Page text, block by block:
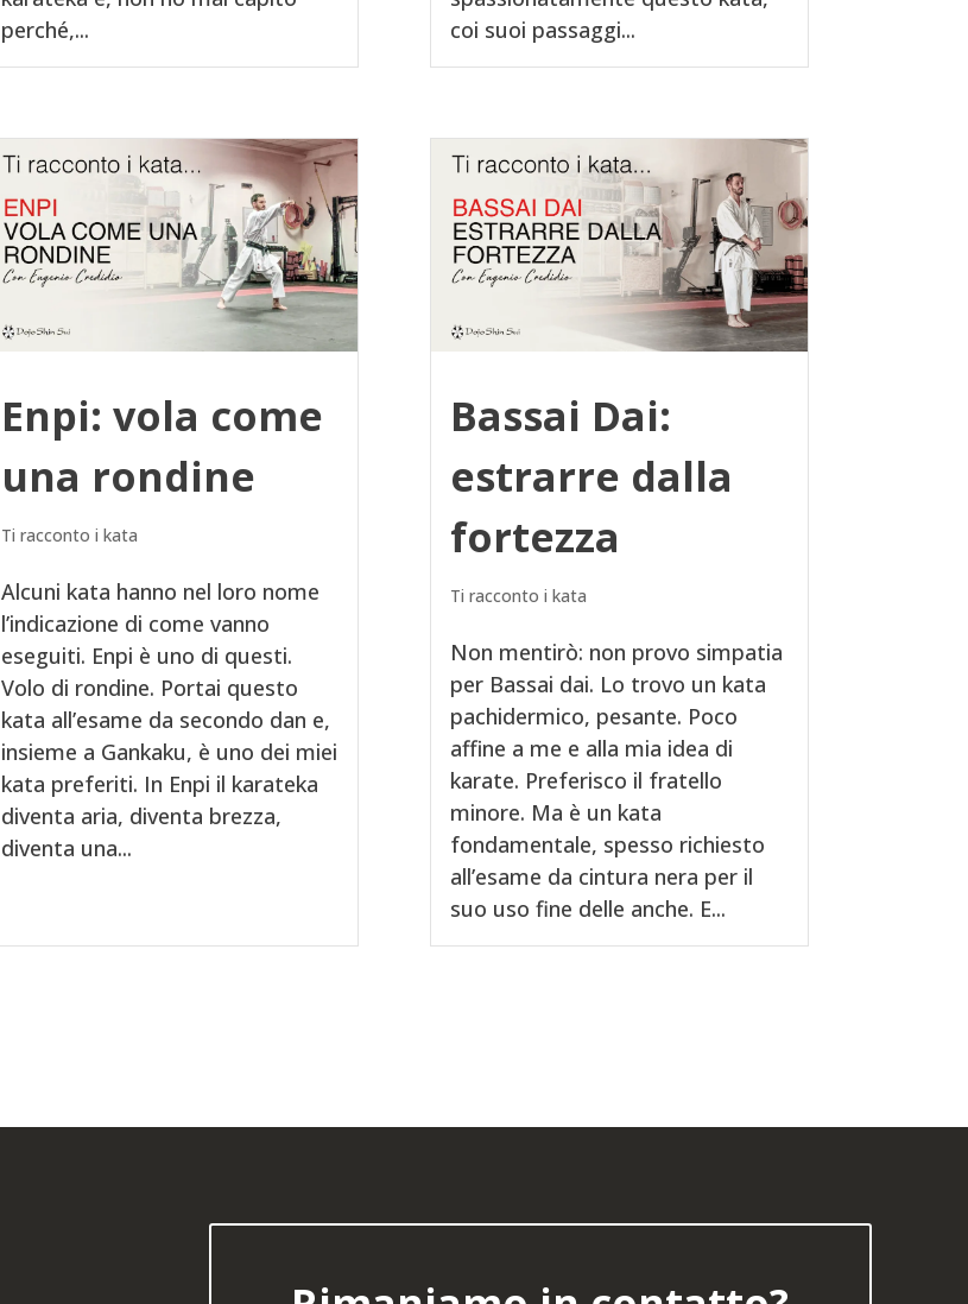
perché,...
coi suoi passaggi...
Enpi: vola come
una rondine
Ti racconto i kata
Alcuni kata hanno nel loro nome
l’indicazione di come vanno
eseguiti. Enpi è uno di questi.
Volo di rondine. Portai questo
kata all’esame da secondo dan e,
insieme a Gankaku, è uno dei miei
kata preferiti. In Enpi il karateka
diventa aria, diventa brezza,
diventa una...
Bassai Dai:
estrarre dalla
fortezza
Ti racconto i kata
Non mentirò: non provo simpatia
per Bassai dai. Lo trovo un kata
pachidermico, pesante. Poco
affine a me e alla mia idea di
karate. Preferisco il fratello
minore. Ma è un kata
fondamentale, spesso richiesto
all’esame da cintura nera per il
suo uso fine delle anche. E...